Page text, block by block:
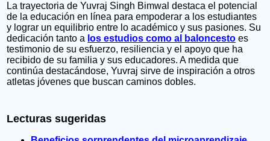
La trayectoria de Yuvraj Singh Bimwal destaca el potencial
de la educación en línea para empoderar a los estudiantes
y lograr un equilibrio entre lo académico y sus pasiones. Su
dedicación tanto a los estudios como al baloncesto es
testimonio de su esfuerzo, resiliencia y el apoyo que ha
recibido de su familia y sus educadores. A medida que
continúa destacándose, Yuvraj sirve de inspiración a otros
atletas jóvenes que buscan caminos dobles.
Lecturas sugeridas